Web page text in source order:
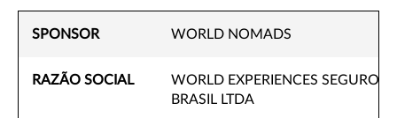
SPONSOR WORLD NOMADS
RAZÃO SOCIAL
WORLD EXPERIENCES SEGUROS
BRASIL LTDA